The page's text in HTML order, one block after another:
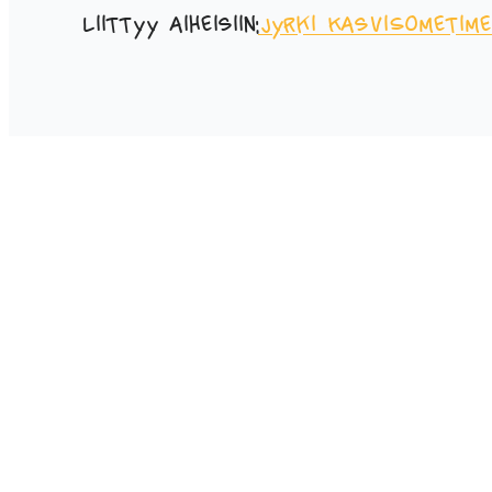
Liittyy aiheisiin:Jyrki Kasvi